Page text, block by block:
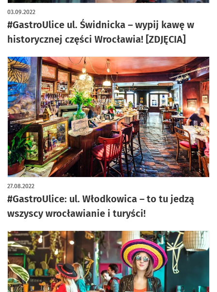
#GastroUlice ul. Świdnicka – wypij kawę w
historycznej części Wrocławia! [ZDJĘCIA]
03.09.2022
artykuł z galerią zdjęć
#GastroUlice: ul. Włodkowica – to tu jedzą
wszyscy wrocławianie i turyści!
27.08.2022